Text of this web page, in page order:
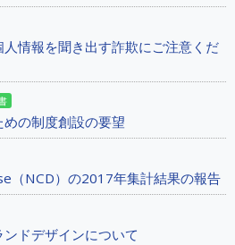
情報を聞き出す詐欺にご注意くだ
の制度創設の要望
（NCD）の2017年集計結果の報告
ドデザインについて